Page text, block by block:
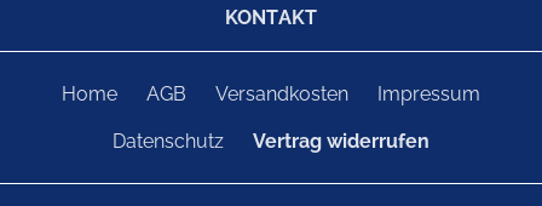
KONTAKT
Home AGB Versandkosten Impressum
Datenschutz Vertrag widerrufen